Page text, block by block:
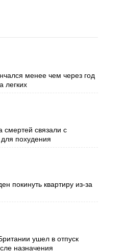
менее чем через год
легких
смертей связали с
похудения
покинуть квартиру из-за
ушел в отпуск
назначения